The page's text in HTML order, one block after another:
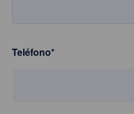
Teléfono*